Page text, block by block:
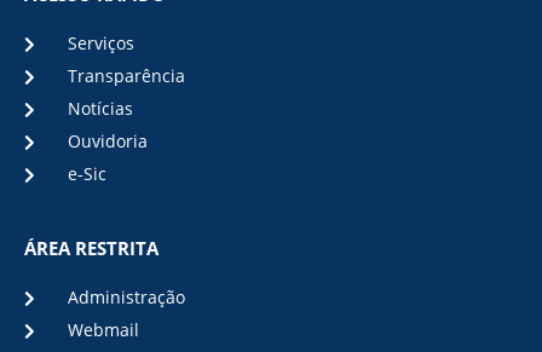
Serviços
Transparência
Notícias
Ouvidoria
e-Sic
ÁREA RESTRITA
Administração
Webmail